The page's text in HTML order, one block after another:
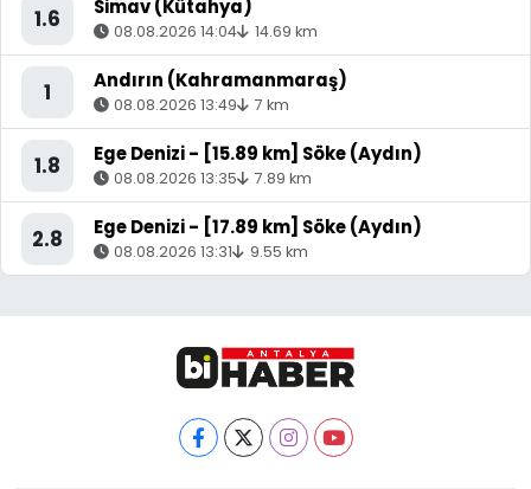
1.6 Simav (Kütahya)
08.08.2026 14:04 14.69 km
1 Andırın (Kahramanmaraş)
08.08.2026 13:49 7 km
1.8 Ege Denizi - [15.89 km] Söke (Aydın)
08.08.2026 13:35 7.89 km
2.8 Ege Denizi - [17.89 km] Söke (Aydın)
08.08.2026 13:31 9.55 km